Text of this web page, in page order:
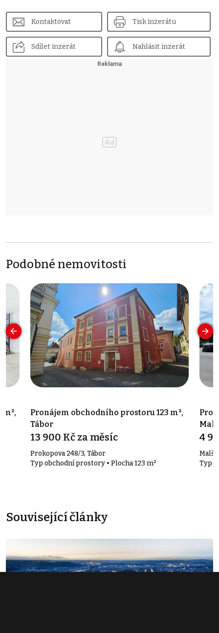
Kontaktovat Tisk inzerátu
Sdílet inzerát Nahlásit inzerát
Podobné nemovitosti
Pronájem obchodního prostoru 123 m²,
Tábor
13 900 Kč za měsíc
Prokopova 248/3, Tábor
Typ obchodní prostory • Plocha 123 m²
4
Typ
Související články